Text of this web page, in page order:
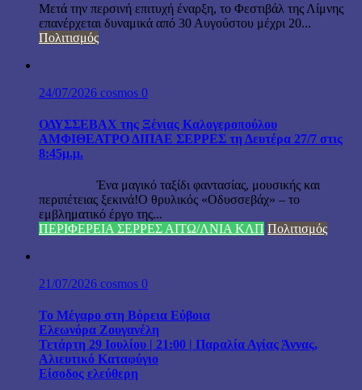
Μετά την περσινή επιτυχή έναρξη, το Φεστιβάλ της Λίμνης
επανέρχεται δυναμικά από 30 Αυγούστου μέχρι 20...
Πολιτισμός
24/07/2026 cosmos 0
ΟΔΥΣΣΕΒΑΧ της Ξένιας Καλογεροπούλου
ΑΜΦΙΘΕΑΤΡΟ ΔΙΠΑΕ ΣΕΡΡΕΣ τη Δευτέρα 27/7 στις
8:45μ.μ.
Ένα μαγικό ταξίδι φαντασίας, μουσικής και
περιπέτειας ξεκινά!Ο θρυλικός «Οδυσσεβάχ» – το
εμβληματικό έργο της...
ΠΕΡΙΦΕΡΕΙΑ ΣΕΡΡΕΣ ΑΙΤΩ/ΛΝΙΑ ΚΛΠ Πολιτισμός
21/07/2026 cosmos 0
Το Μέγαρο στη Βόρεια Εύβοια
Ελεωνόρα Ζουγανέλη
Τετάρτη 29 Ιουλίου | 21:00 | Παραλία Αγίας Άννας,
Αλιευτικό Καταφύγιο
Είσοδος ελεύθερη